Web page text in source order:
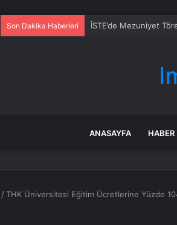
Son Dakika Haberleri İSTE’de Mezuniyet
ANASAYFA HABER
/THK Üniversitesi Eğitim Ücretlerine Yüzde